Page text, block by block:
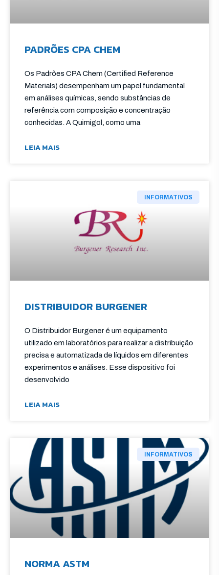
PADRÕES CPA CHEM
Os Padrões CPA Chem (Certified Reference
Materials) desempenham um papel fundamental
em análises químicas, sendo substâncias de
referência com composição e concentração
conhecidas. A Quimigol, como uma
LEIA MAIS
INFORMATIVOS
DISTRIBUIDOR BURGENER
O Distribuidor Burgener é um equipamento
utilizado em laboratórios para realizar a distribuição
precisa e automatizada de líquidos em diferentes
experimentos e análises. Esse dispositivo foi
desenvolvido
LEIA MAIS
INFORMATIVOS
NORMA ASTM